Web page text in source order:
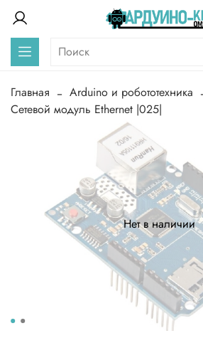
Главная Arduino и робототехника
Сетевой модуль Ethernet |025|
Нет в наличии